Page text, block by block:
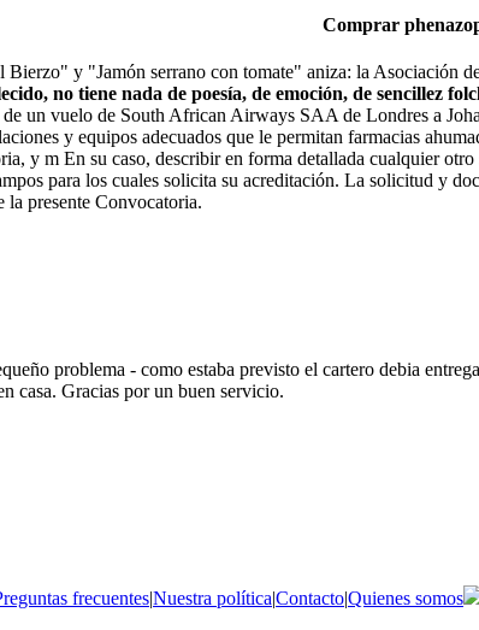
Comprar
y "Jamón serrano con tomate" aniza: la Asociación
no tiene nada de poesía, de emoción, de sencillez
de un vuelo de South African Airways SAA de Londres a
y equipos adecuados que le permitan farmacias
y m En su caso, describir en forma detallada cualquier
para los cuales solicita su acreditación. La solicitud y
la presente Convocatoria.
problema - como estaba previsto el cartero debia
casa. Gracias por un buen servicio.
frecuentes|Nuestra política|Contacto|Quienes somos